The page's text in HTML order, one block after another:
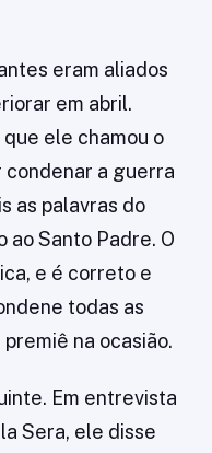
eram aliados
em abril.
ele chamou o
condenar a guerra
as palavras do
ao Santo Padre. O
e é correto e
todas as
na ocasião.
Em entrevista
Sera, ele disse